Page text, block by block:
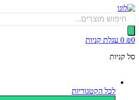
0 עגלת קניות
לכל הקטגוריות